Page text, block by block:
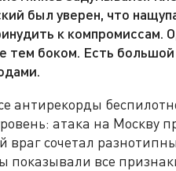
был уверен, что
к
тем боком. Есть
антирекорды
атака на Москву
враг сочетал
показывали все